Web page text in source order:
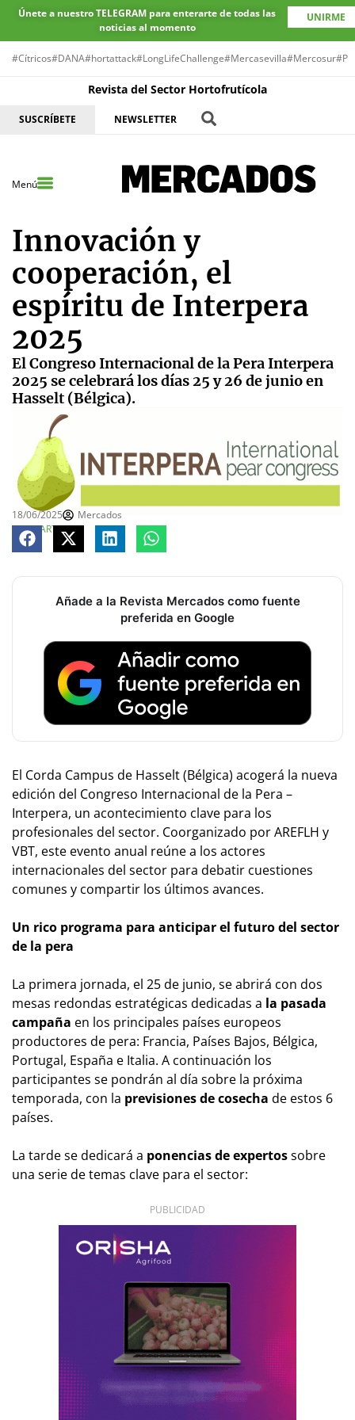
Únete a nuestro TELEGRAM para enterarte de todas las
noticias al momento
UNIRME
#Cítricos#DANA#hortattack#LongLifeChallenge#Mercasevilla#Mercosur
Revista del Sector Hortofrutícola
SUSCRÍBETE NEWSLETTER
Menú
Innovación y
cooperación, el
espíritu de Interpera
2025
El Congreso Internacional de la Pera Interpera
2025 se celebrará los días 25 y 26 de junio en
Hasselt (Bélgica).
18/06/2025
Mercados
COMPARTE
Añade a la Revista Mercados como fuente
preferida en Google
El Corda Campus de Hasselt (Bélgica) acogerá la nueva
edición del Congreso Internacional de la Pera –
Interpera, un acontecimiento clave para los
profesionales del sector. Coorganizado por AREFLH y
VBT, este evento anual reúne a los actores
internacionales del sector para debatir cuestiones
comunes y compartir los últimos avances.
Un rico programa para anticipar el futuro del sector
de la pera
La primera jornada, el 25 de junio, se abrirá con dos
mesas redondas estratégicas dedicadas a la pasada
campaña en los principales países europeos
productores de pera: Francia, Países Bajos, Bélgica,
Portugal, España e Italia. A continuación los
participantes se pondrán al día sobre la próxima
temporada, con la previsiones de cosecha de estos 6
países.
La tarde se dedicará a ponencias de expertossobre
una serie de temas clave para el sector:
PUBLICIDAD